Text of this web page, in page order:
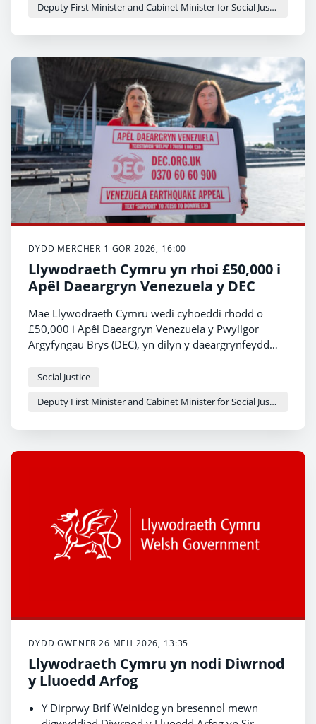
Deputy First Minister and Cabinet Minister for Social Justice and Equality - Sioned Williams
DYDD MERCHER 1 GOR 2026, 16:00
Llywodraeth Cymru yn rhoi £50,000 i
Apêl Daeargryn Venezuela y DEC
Mae Llywodraeth Cymru wedi cyhoeddi rhodd o
£50,000 i Apêl Daeargryn Venezuela y Pwyllgor
Argyfyngau Brys (DEC), yn dilyn y daeargrynfeydd
Social Justice
Deputy First Minister and Cabinet Minister for Social Justice and Equality - Sioned Williams
DYDD GWENER 26 MEH 2026, 13:35
Llywodraeth Cymru yn nodi Diwrnod
y Lluoedd Arfog
Y Dirprwy Brif Weinidog yn bresennol mewn